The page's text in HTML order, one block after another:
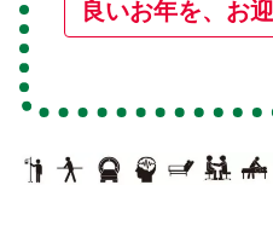
良いお年を、お